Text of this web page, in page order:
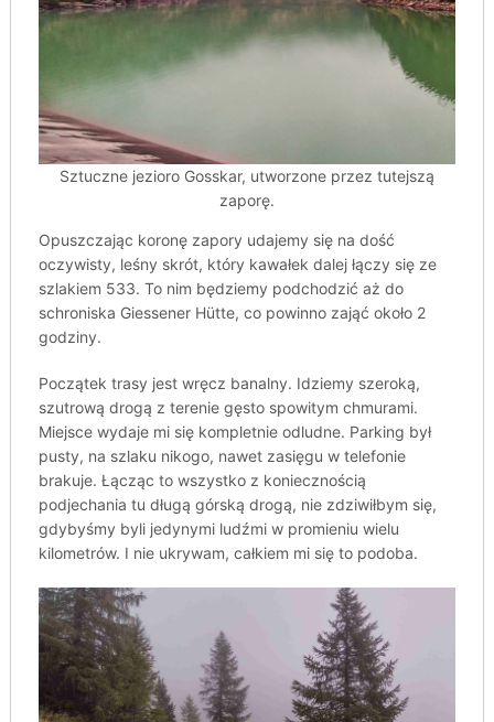
Sztuczne jezioro Gosskar, utworzone przez tutejszą
zaporę.
Opuszczając koronę zapory udajemy się na dość
oczywisty, leśny skrót, który kawałek dalej łączy się ze
szlakiem 533. To nim będziemy podchodzić aż do
schroniska Giessener Hütte, co powinno zająć około 2
godziny.
Początek trasy jest wręcz banalny. Idziemy szeroką,
szutrową drogą z terenie gęsto spowitym chmurami.
Miejsce wydaje mi się kompletnie odludne. Parking był
pusty, na szlaku nikogo, nawet zasięgu w telefonie
brakuje. Łącząc to wszystko z koniecznością
podjechania tu długą górską drogą, nie zdziwiłbym się,
gdybyśmy byli jedynymi ludźmi w promieniu wielu
kilometrów. I nie ukrywam, całkiem mi się to podoba.